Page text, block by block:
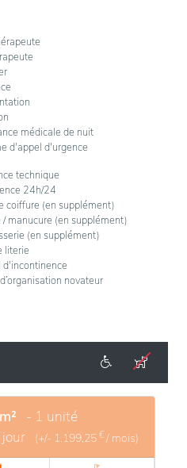
médicale de nuit
d'appel d'urgence
technique
24h/24
coiffure (en supplément)
/ manucure (en supplément)
(en supplément)
literie
novateur
- 1 unité
(+/- 1.199,25 € / mois)